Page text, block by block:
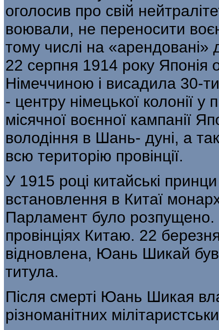
оголосив про свій
воювали, не переносити
тому числі на «арендовані»
22 серпня 1914 року Японія
Німеччиною і висадила 30-
- центру німецької колонії
місячної воєнної кампанії
володіння в Шань- дуні, а
всю територію провінції.
У 1915 році китайські
встановлення в Китаї
Парламент було розпущено.
провінціях Китаю. 22
відновлена, Юань Шикай
титула.
Після смерті Юань Шикая
різнома­нітних